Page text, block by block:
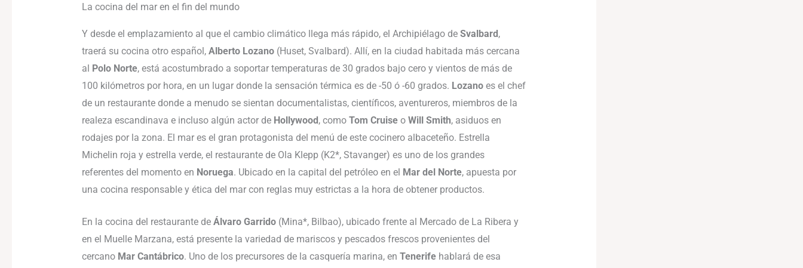
La cocina del mar en el fin del mundo
Y desde el emplazamiento al que el cambio climático llega más rápido, el Archipiélago de Svalbard,
traerá su cocina otro español, Alberto Lozano(Huset, Svalbard). Allí, en la ciudad habitada más cercana
al Polo Norte, está acostumbrado a soportar temperaturas de 30 grados bajo cero y vientos de más de
100 kilómetros por hora, en un lugar donde la sensación térmica es de -50 ó -60 grados. Lozanoes el chef
de un restaurante donde a menudo se sientan documentalistas, científicos, aventureros, miembros de la
realeza escandinava e incluso algún actor de Hollywood, como Tom Cruiseo Will Smith, asiduos en
rodajes por la zona. El mar es el gran protagonista del menú de este cocinero albaceteño. Estrella
Michelin roja y estrella verde, el restaurante de Ola Klepp (K2*, Stavanger) es uno de los grandes
referentes del momento en Noruega. Ubicado en la capital del petróleo en el Mar del Norte, apuesta por
una cocina responsable y ética del mar con reglas muy estrictas a la hora de obtener productos.
En la cocina del restaurante de Álvaro Garrido(Mina*, Bilbao), ubicado frente al Mercado de La Ribera y
en el Muelle Marzana, está presente la variedad de mariscos y pescados frescos provenientes del
cercano Mar Cantábrico. Uno de los precursores de la casquería marina, en Tenerifehablará de esa